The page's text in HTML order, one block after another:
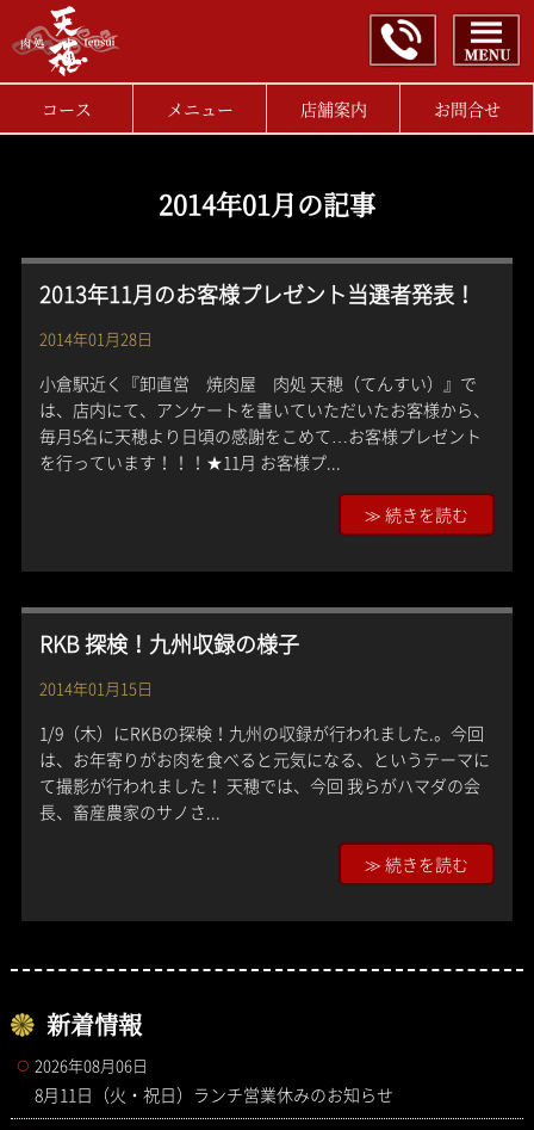
コース メニュー 店舗案内 お問合せ
2014年01月の記事
2013年11月のお客様プレゼント当選者発表！
2014年01月28日
小倉駅近く『卸直営 焼肉屋 肉処 天穂（てんすい）』で
は、店内にて、アンケートを書いていただいたお客様から、
毎月5名に天穂より日頃の感謝をこめて…お客様プレゼント
を行っています！！！★11月 お客様プ...
≫ 続きを読む
RKB 探検！九州収録の様子
2014年01月15日
1/9（木）にRKBの探検！九州の収録が行われました.。今回
は、お年寄りがお肉を食べると元気になる、というテーマに
て撮影が行われました！ 天穂では、今回 我らがハマダの会
長、畜産農家のサノさ...
≫ 続きを読む
新着情報
2026年08月06日
8月11日（火・祝日）ランチ営業休みのお知らせ